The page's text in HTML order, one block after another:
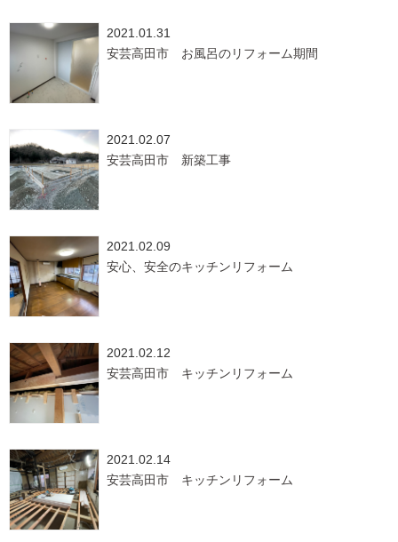
2021.01.31
安芸高田市 お風呂のリフォーム期間
2021.02.07
安芸高田市 新築工事
2021.02.09
安心、安全のキッチンリフォーム
2021.02.12
安芸高田市 キッチンリフォーム
2021.02.14
安芸高田市 キッチンリフォーム